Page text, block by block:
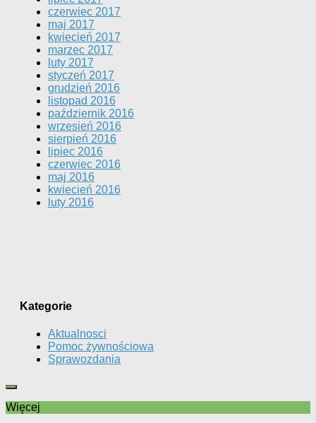
czerwiec 2017
maj 2017
kwiecień 2017
marzec 2017
luty 2017
styczeń 2017
grudzień 2016
listopad 2016
październik 2016
wrzesień 2016
sierpień 2016
lipiec 2016
czerwiec 2016
maj 2016
kwiecień 2016
luty 2016
Kategorie
Aktualnosci
Pomoc żywnościowa
Sprawozdania
Więcej